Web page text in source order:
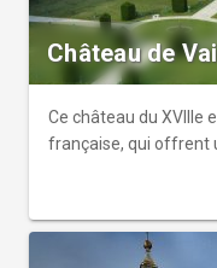
Château de
Ce château du XVIIIe
française, qui offrent